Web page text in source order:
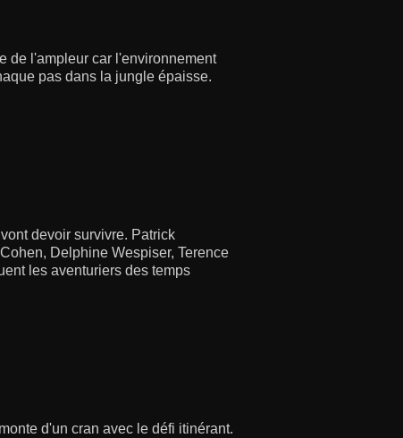
de l'ampleur car l'environnement
pas dans la jungle épaisse.
devoir survivre. Patrick
Delphine Wespiser, Terence
les aventuriers des temps
d'un cran avec le défi itinérant.